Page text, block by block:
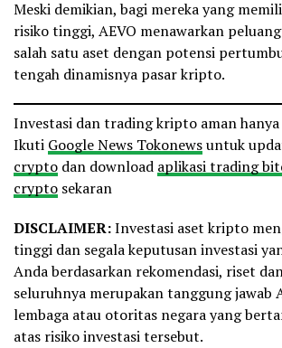
Meski demikian, bagi mereka yang
risiko tinggi, AEVO menawarkan
salah satu aset dengan potensi
tengah dinamisnya pasar kripto.
Investasi dan trading kripto aman
Ikuti Google News Tokonewsuntuk
crypto dan download aplikasi trading
crypto sekaran
DISCLAIMER:Investasi aset kripto
tinggi dan segala keputusan investasi
Anda berdasarkan rekomendasi, riset
seluruhnya merupakan tanggung jawab
lembaga atau otoritas negara yang
atas risiko investasi tersebut.